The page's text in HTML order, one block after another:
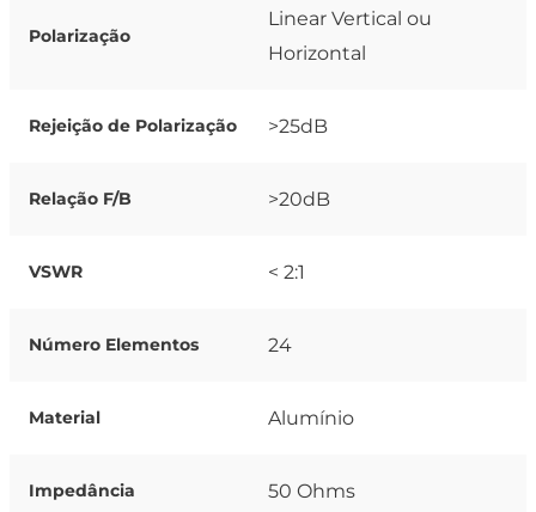
Polarização
Linear Vertical ou
Horizontal
Rejeição de Polarização >25dB
Relação F/B >20dB
VSWR < 2:1
Número Elementos 24
Material Alumínio
Impedância 50 Ohms